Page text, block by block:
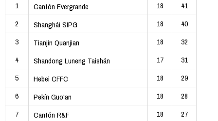
1
Cantón Evergrande 18
41
2
Shanghái SIPG 18
40
3
Tianjin Quanjian 18
32
4
Shandong Luneng Taishán 17
31
5
Hebei CFFC 18
29
6
Pekín Guo'an 18
28
7
Cantón R&F 18
27